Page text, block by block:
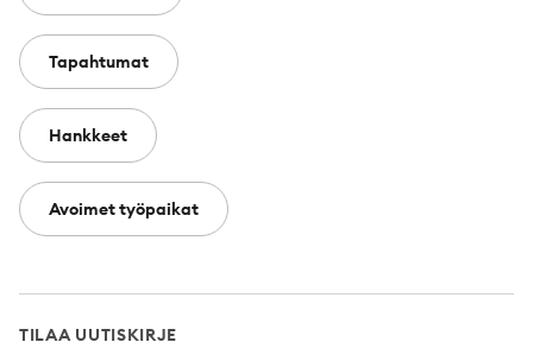
Tapahtumat
Hankkeet
Avoimet työpaikat
TILAA UUTISKIRJE